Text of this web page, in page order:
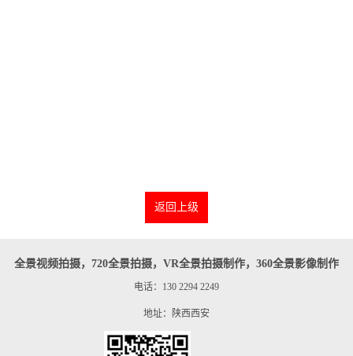
返回上级
全景视频拍摄，720全景拍摄，VR全景拍摄制作，360全景影像制作
电话：130 2294 2249
地址：陕西西安